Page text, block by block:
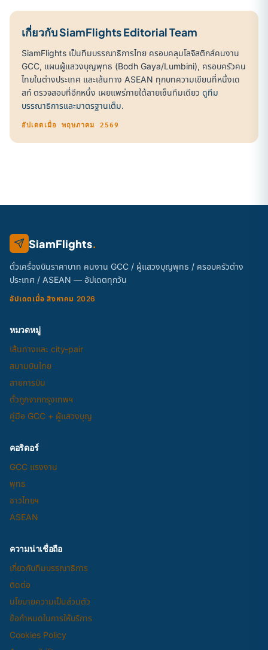
เกี่ยวกับ SiamFlights Editorial Team
SiamFlights เป็นทีมบรรณาธิการไทย ครอบคลุมโลจิสติกส์คนงาน
GCC, แผนผู้แสวงบุญพุทธ (Bodh Gaya/Lumbini), ครอบครัวคน
ไทยในต่างประเทศ และเส้นทาง ASEAN ทุกบทความเขียนที่หนึ่งเด
สก์ ตรวจสอบที่อีกหนึ่ง เผยแพร่ภายใต้ลายเซ็นทีมเดียว ดูทีม
บรรณาธิการและมาตรฐานเต็ม.
อัปเดตเมื่อ พฤษภาคม 2569
SiamFlights.
ตั๋วเครื่องบินราคาบาท คนงาน GCC / ผู้แสวงบุญพุทธ / ครอบครัวต่าง
ประเทศ / ASEAN — อัปเดตทุกวัน
อัปเดตเมื่อ สิงหาคม 2026
หมวดหมู่
เส้นทางและ city-pair
สนามบินไทย
สายการบิน
ตั๋วถูกจากกรุงเทพฯ
คู่มือ GCC + ผู้แสวงบุญ
คอริดอร์
GCC แรงงาน
พุทธ
ชาวไทยฯ
ASEAN
ความน่าเชื่อถือ
เกี่ยวกับทีมบรรณาธิการ
ติดต่อ
นโยบายความเป็นส่วนตัว
ข้อกำหนดในการให้บริการ
Cookies Policy